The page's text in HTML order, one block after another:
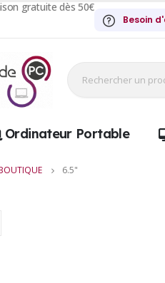
gratuite dès 50€
Besoin
Ordinateur Portable
6.5"